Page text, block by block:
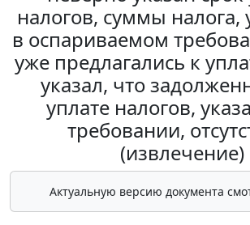
налогов, суммы налога,
в оспариваемом
уже предлагались к
указал, что
уплате налогов,
требовании,
(извлечение)
Актуальную версию документа